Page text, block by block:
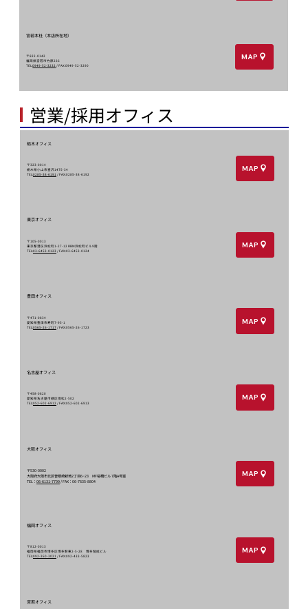
宮若本社（本店所在地）
〒822-0142
福岡県宮若市竹原236
TEL:0949-52-3232 / FAX:0949-52-3290
MAP
​営業/採用オフィス
栃木オフィス
〒323-0014
栃木県小山市喜沢1475-34
TEL:0285-38-6191 / FAX:0285-38-6192
MAP
東京オフィス
〒105-0013
東京都港区浜松町1-27-12 RBM浜松町ビル9階
TEL:03-6453-0123 / FAX:03-6453-0124
MAP
豊田オフィス
〒471-0834
愛知県豊田市寿町7-95-1
TEL:0565-26-1717 / FAX:0565-26-1723
MAP
名古屋オフィス
〒458-0820
愛知県名古屋市緑区境松2-502
TEL:052-602-6912 / FAX:052-602-6913
MAP
大阪オフィス
〒530-0002​
大阪府大阪市北区曽根崎新地2丁目6−23 MF桜橋ビル 7階A号室
TEL： 06-6131-7799/ FAX：06-7635-8804
MAP
福岡オフィス
〒812-0013
福岡県福岡市博多区博多駅東2-5-28 博多偕成ビル
TEL:092-260-3021 / FAX:092-433-5823
MAP
宮若オフィス